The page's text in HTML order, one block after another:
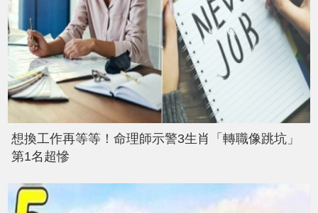
想換工作再等等！命理師示警3生肖「轉職像跳坑」
第1名超慘